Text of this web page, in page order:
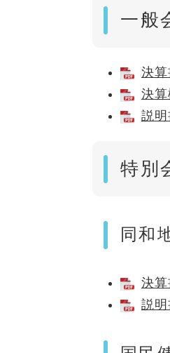
一般
決
決
説
特別
同和
決
説